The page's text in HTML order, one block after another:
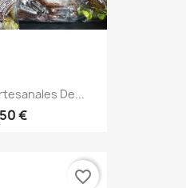
De...
€
favorite_border